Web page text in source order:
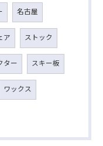
名古屋
ア ストック
ター スキー板
ワックス